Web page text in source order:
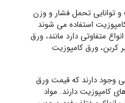
توانایی تحمل فشار و وزن
استفاده می شوند
متفاوتی دارد مانند، ورق
کربن، ورق کامپوزیت
وجود دارند که قیمت ورق
کامپوزیت دارند. مواد